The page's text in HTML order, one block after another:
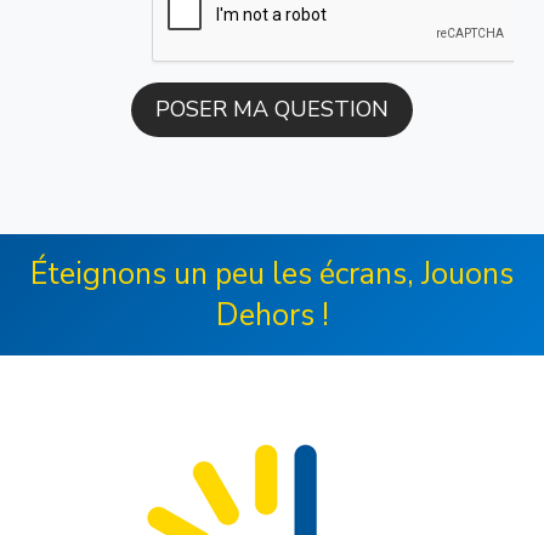
Éteignons un peu les écrans, Jouons
Dehors !